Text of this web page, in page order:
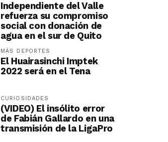
Independiente del Valle
refuerza su compromiso
social con donación de
agua en el sur de Quito
MÁS DEPORTES
El Huairasinchi Imptek
2022 será en el Tena
CURIOSIDADES
(VIDEO) El insólito error
de Fabián Gallardo en una
transmisión de la LigaPro